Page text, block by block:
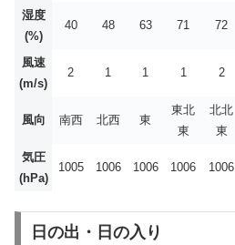
湿度
(%)
40 48 63 71 72
風速
(m/s)
2 1 1 1 2
風向 南西 北西 東
東北
東
北北
東
気圧
(hPa)
1005 1006 1006 1006 1006
日の出・日の入り